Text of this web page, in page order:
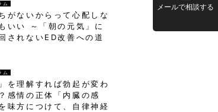
ム
がないからって心配しな
いい ～「朝の元気」に
されないED改善への道
ム
を理解すれば勃起が変わ
感情の正体「内臓の感
味方につけて、自律神経
メールで相談する